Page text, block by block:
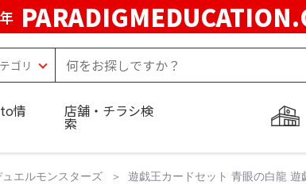
情 店舗・チラシ検
索
エルモンスターズ 遊戯王カードセット 青眼の白龍